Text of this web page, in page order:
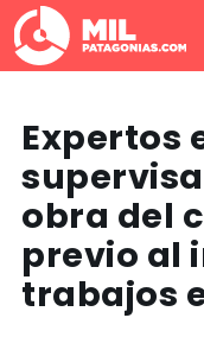
Expertos
obra del
previo al
trabajos